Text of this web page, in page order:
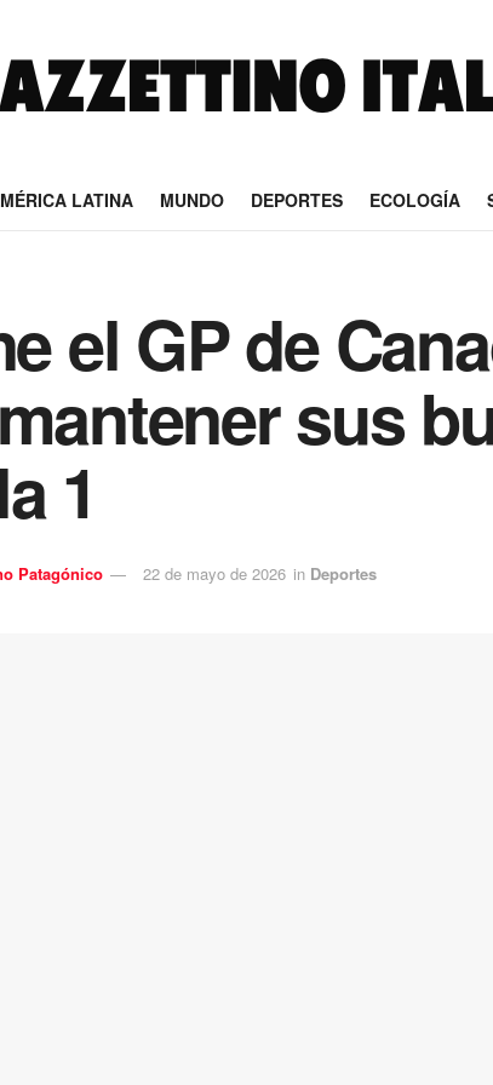
LATINA MUNDO DEPORTES ECOLOGÍA
el GP de
sus
1
Patagónico 22 de mayo de 2026 in Deportes